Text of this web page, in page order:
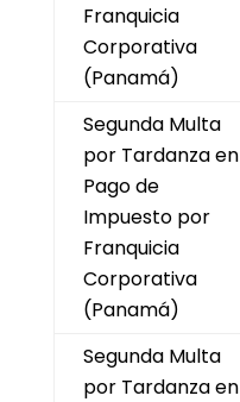
Franquicia
Corporativa
(Panamá)
Segunda Multa
por Tardanza en
Pago de
Impuesto por
Franquicia
Corporativa
(Panamá)
Segunda Multa
por Tardanza en